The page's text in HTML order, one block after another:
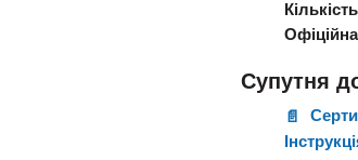
Офіційна
Супутня